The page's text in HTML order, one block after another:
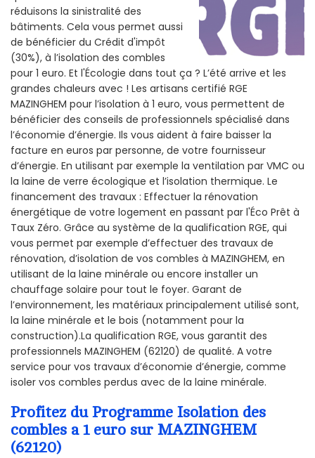
réduisons la sinistralité des
bâtiments. Cela vous permet aussi
de bénéficier du Crédit d'impôt
(30%), à l’isolation des combles
pour 1 euro. Et l'Écologie dans tout ça ? L’été arrive et les
grandes chaleurs avec ! Les artisans certifié RGE
MAZINGHEM pour l’isolation à 1 euro, vous permettent de
bénéficier des conseils de professionnels spécialisé dans
l’économie d’énergie. Ils vous aident à faire baisser la
facture en euros par personne, de votre fournisseur
d’énergie. En utilisant par exemple la ventilation par VMC ou
la laine de verre écologique et l’isolation thermique. Le
financement des travaux : Effectuer la rénovation
énergétique de votre logement en passant par l'Éco Prêt à
Taux Zéro. Grâce au système de la qualification RGE, qui
vous permet par exemple d’effectuer des travaux de
rénovation, d’isolation de vos combles à MAZINGHEM, en
utilisant de la laine minérale ou encore installer un
chauffage solaire pour tout le foyer. Garant de
l’environnement, les matériaux principalement utilisé sont,
la laine minérale et le bois (notamment pour la
construction).La qualification RGE, vous garantit des
professionnels MAZINGHEM (62120) de qualité. A votre
service pour vos travaux d’économie d’énergie, comme
isoler vos combles perdus avec de la laine minérale.
Profitez du Programme Isolation des
combles a 1 euro sur MAZINGHEM
(62120)